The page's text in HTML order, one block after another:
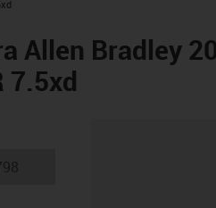
Allen Bradley
7.5xd